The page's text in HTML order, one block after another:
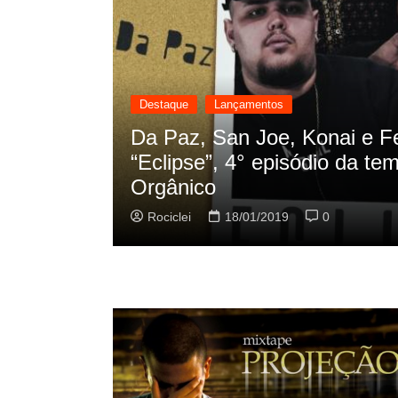
Destaque Lançamentos
Da Paz, San Joe, Konai e
“Eclipse”, 4° episódio da
Orgânico
Rociclei 18/01/2019 0